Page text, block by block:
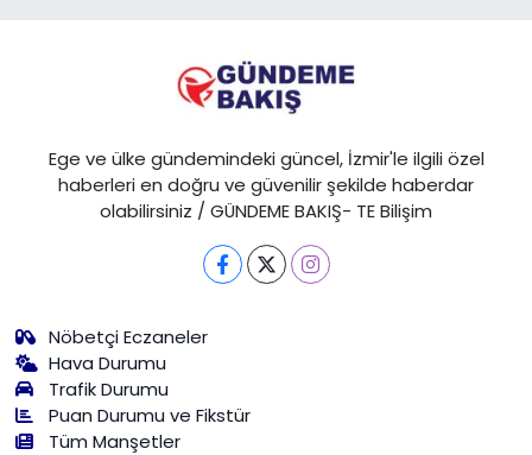
Ege ve ülke gündemindeki güncel, İzmir'le ilgili özel
haberleri en doğru ve güvenilir şekilde haberdar
olabilirsiniz / GÜNDEME BAKIŞ- TE Bilişim
Nöbetçi Eczaneler
Hava Durumu
Trafik Durumu
Puan Durumu ve Fikstür
Tüm Manşetler